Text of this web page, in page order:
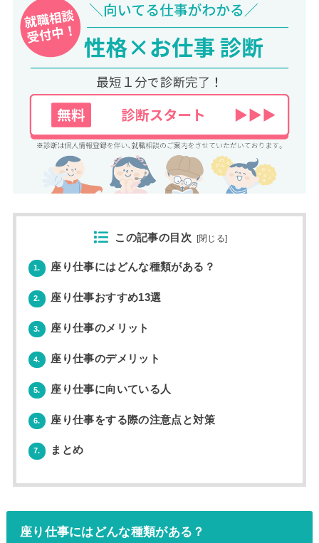
この記事の目次 [閉じる]
1. 座り仕事にはどんな種類がある？
2. 座り仕事おすすめ13選
3. 座り仕事のメリット
4. 座り仕事のデメリット
5. 座り仕事に向いている人
6. 座り仕事をする際の注意点と対策
7. まとめ
座り仕事にはどんな種類がある？